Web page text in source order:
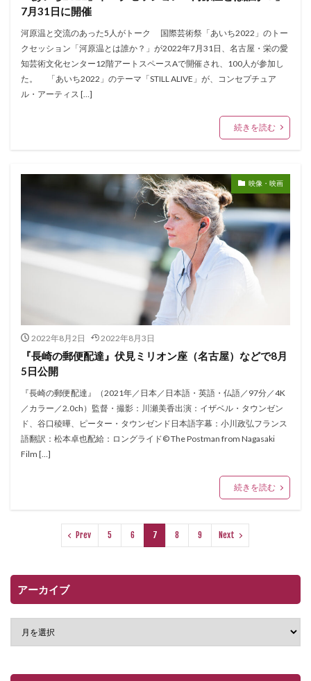
7月31日に開催
河原温と交流のあった5人がトーク 国際芸術祭「あいち2022」のトー
クセッション「河原温とは誰か？」が2022年7月31日、名古屋・栄の愛
知芸術文化センター12階アートスペースAで開催され、100人が参加し
た。 「あいち2022」のテーマ「STILL ALIVE」が、コンセプチュア
ル・アーティス […]
続きを読む
映像・映画
2022年8月2日 2022年8月3日
『長崎の郵便配達』伏見ミリオン座（名古屋）などで8月
5日公開
『長崎の郵便配達』（2021年／日本／日本語・英語・仏語／97分／4K
／カラー／2.0ch）監督・撮影：川瀬美香出演：イザベル・タウンゼン
ド、谷口稜曄、ピーター・タウンゼンド日本語字幕：小川政弘フランス
語翻訳：松本卓也配給：ロングライド© The Postman from Nagasaki
Film […]
続きを読む
Prev 5 6 7 8 9 Next
アーカイブ